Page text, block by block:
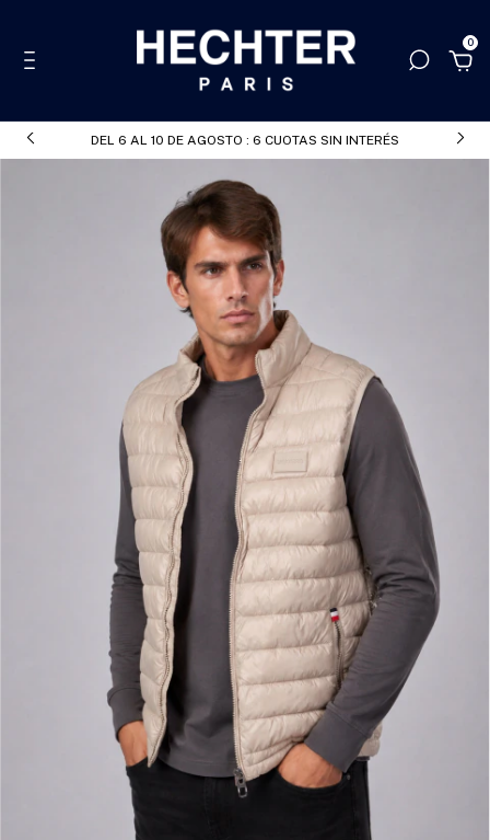
0
DEL 6 AL 10 DE AGOSTO : 6 CUOTAS SIN INTERÉS